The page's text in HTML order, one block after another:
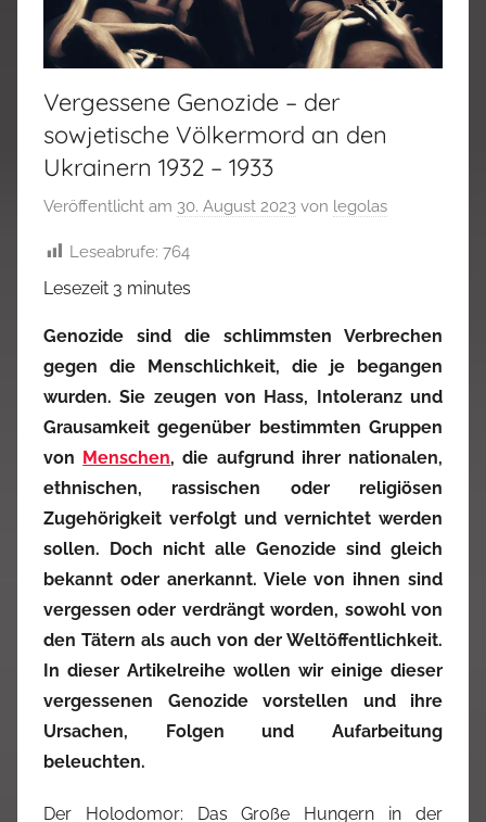
Vergessene Genozide – der
sowjetische Völkermord an den
Ukrainern 1932 – 1933
Veröffentlicht am 30. August 2023 von legolas
Leseabrufe: 764
Lesezeit 3 minutes
Genozide sind die schlimmsten Verbrechen
gegen die Menschlichkeit, die je begangen
wurden. Sie zeugen von Hass, Intoleranz und
Grausamkeit gegenüber bestimmten Gruppen
von Menschen, die aufgrund ihrer nationalen,
ethnischen, rassischen oder religiösen
Zugehörigkeit verfolgt und vernichtet werden
sollen. Doch nicht alle Genozide sind gleich
bekannt oder anerkannt. Viele von ihnen sind
vergessen oder verdrängt worden, sowohl von
den Tätern als auch von der Weltöffentlichkeit.
In dieser Artikelreihe wollen wir einige dieser
vergessenen Genozide vorstellen und ihre
Ursachen, Folgen und Aufarbeitung
beleuchten.
Der Holodomor: Das Große Hungern in der